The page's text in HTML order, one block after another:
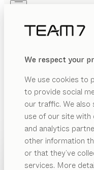
We respect your
We use cookies to
to provide social
our traffic. We
use of our site with
and analytics
other information
or that they’ve
services. More
PRODUITS
INSPIRATION
REVENDEUR
PRODUITS
Dans nos magasins
devient une
un design
et remplit les